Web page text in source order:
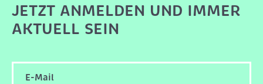
JETZT ANMELDEN UND IMMER
AKTUELL SEIN